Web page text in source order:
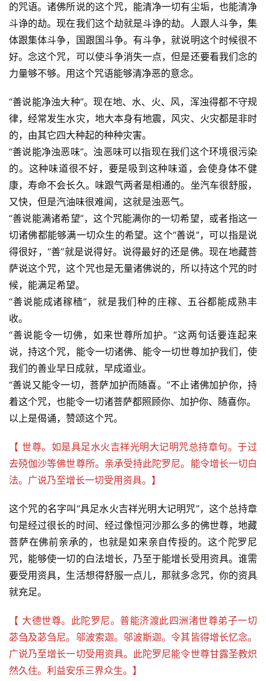
政
策
法
规
责
声
明
的咒语。诸佛所说的这个咒，能清净一切有尘垢，也能清净
斗诤的劫。现在我们这个劫就是斗诤的劫。人跟人斗争，集
体跟集体斗争，国跟国斗争。有斗争，就说明这个时候很不
好。念这个咒，可以使斗争消失一点，但是还要看我们念的
力量够不够。用这个咒语能够清净恶的意念。
“善说能净浊大种”。现在地、水、火、风，浑浊得都不守规
律，经常发生水灾，地大本身有地震，风灾、火灾都是非时
的，由其它四大种起的种种灾害。
“善说能净浊恶味”。浊恶味可以指现在我们这个环境很污染
的。这种味道很不好，要是吸到这种味道，会使身体不健
康，寿命不会长久。味跟气两者是相通的。坐汽车很舒服，
又快，但是汽油味很难闻，这就是浊恶气。
“善说能满诸希望”，这个咒能满你的一切希望，或者指这一
切诸佛都能够满一切众生的希望。这个“善说”，可以指是说
得很好，“善”就是说得好。说得最好的还是佛。现在地藏菩
萨说这个咒，这个咒也是无量诸佛说的，所以持这个咒的时
候，能满足希望。
“善说能成诸稼穑”，就是我们种的庄稼、五谷都能成熟丰
收。
“善说能令一切佛，如来世尊所加护。”这两句话要连起来
说，持这个咒，能令一切诸佛、能令一切世尊加护我们，使
我们的善业早日成就，早成道业。
“善说又能令一切，菩萨加护而随喜。”不止诸佛加护你，持
着这个咒，也能令一切诸菩萨都照顾你、加护你、随喜你。
以上是偈诵，赞颂这个咒。
【 世尊。如是具足水火吉祥光明大记明咒总持章句。于过
去殑伽沙等佛世尊所。亲承受持此陀罗尼。能令增长一切白
法。广说乃至增长一切受用资具。】
这个咒的名字叫“具足水火吉祥光明大记明咒”，这个总持章
句是经过很长的时间、经过像恒河沙那么多的佛世尊，地藏
菩萨在佛前亲承的，也就是如来亲自传授的。这个陀罗尼
咒，能够使一切的白法增长，乃至于能增长受用资具。谁需
要受用资具，生活想得舒服一点儿，那就多念咒，你的资具
就充足。
【 大德世尊。此陀罗尼。普能济渡此四洲渚世尊弟子一切
苾刍及苾刍尼。邬波索迦。邬波斯迦。令其皆得增长忆念。
广说乃至增长一切受用资具。此陀罗尼能令世尊甘露圣教炽
然久住。利益安乐三界众生。】